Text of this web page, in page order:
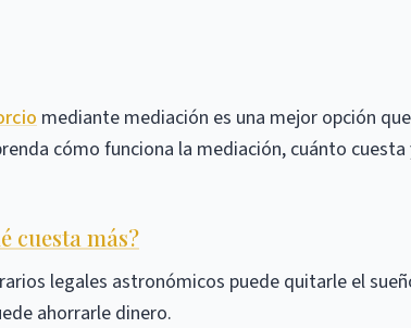
mediante mediación es una mejor opción que
cómo funciona la mediación, cuánto cuesta
cuesta más?
legales astronómicos puede quitarle el
ahorrarle dinero.